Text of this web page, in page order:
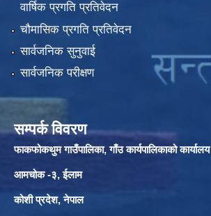
वार्षिक प्रगति प्रतिवेदन
चौमासिक प्रगति प्रतिवेदन
सार्वजनिक सुनुवाई
सार्वजनिक परीक्षण
सम्पर्क विवरण
फाकफोकथुम गाउँपालिका, गाँउ कार्यपालिकाको कार्यालय
आमचोक -३, ईलाम
कोशी प्रदेश, नेपाल